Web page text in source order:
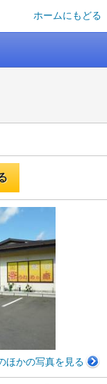
ホームにもどる
ほかの写真を見る